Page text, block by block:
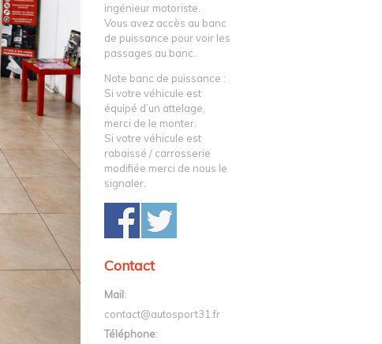
ingénieur motoriste.
Vous avez accès au banc
de puissance pour voir les
passages au banc.
Note banc de puissance :
Si votre véhicule est
équipé d’un attelage,
merci de le monter.
Si votre véhicule est
rabaissé / carrosserie
modifiée merci de nous le
signaler.
Contact
Mail:
contact@autosport31.fr
Téléphone: